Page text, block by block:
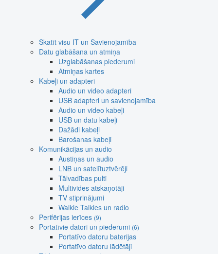
Skatīt visu IT un Savienojamība
Datu glabāšana un atmiņa
Uzglabāšanas piederumi
Atmiņas kartes
Kabeļi un adapteri
Audio un video adapteri
USB adapteri un savienojamība
Audio un video kabeļi
USB un datu kabeļi
Dažādi kabeļi
Barošanas kabeļi
Komunikācijas un audio
Austiņas un audio
LNB un satelītuztvērēji
Tālvadības pulti
Multivides atskaņotāji
TV stiprinājumi
Walkie Talkies un radio
Perifērijas ierīces (9)
Portatīvie datori un piederumi (6)
Portatīvo datoru baterijas
Portatīvo datoru lādētāji